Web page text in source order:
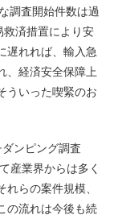
調査開始件数は過
済措置により安
遅れれば、輸入急
、経済安全保障上
ういった喫緊のお
ンピング調査
産業界からは多く
らの案件規模、
の流れは今後も続